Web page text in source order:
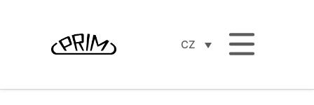
CZ
Taxonomie pro osobnost:
Ambasador